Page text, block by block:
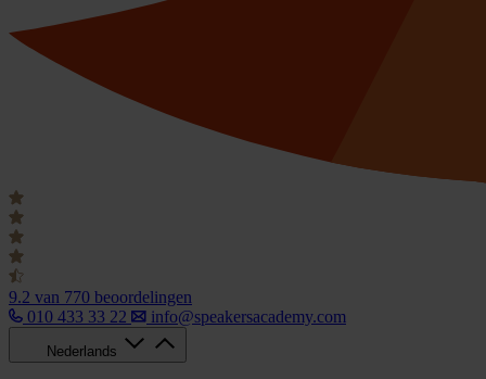
9.2 van 770 beoordelingen
010 433 33 22
info@speakersacademy.com
Nederlands